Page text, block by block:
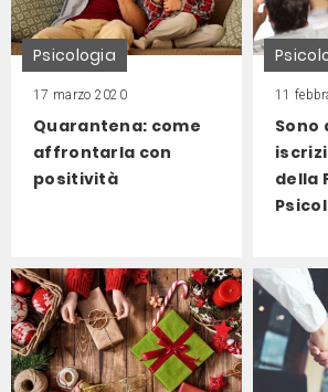
Psicologia
17 marzo 2020
Quarantena: come
affrontarla con
positività
11
Sono
della